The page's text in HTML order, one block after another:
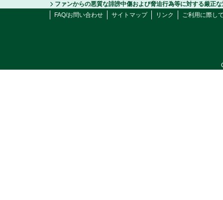
ファンからの悪質な誹謗中傷および脅迫行為等に対する厳正
FAQ/お問い合わせ
サイトマップ リンク ご利用に際し